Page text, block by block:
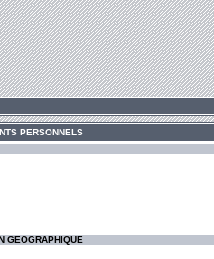
PERSONNELS
GEOGRAPHIQUE